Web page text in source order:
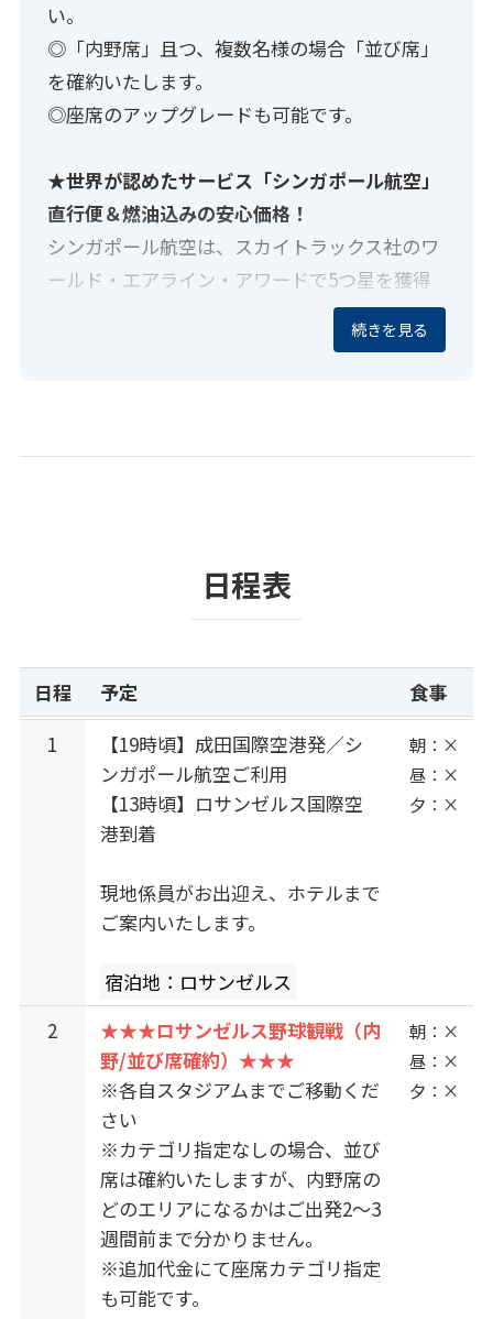
い。
◎「内野席」且つ、複数名様の場合「並び席」
を確約いたします。
◎座席のアップグレードも可能です。
★世界が認めたサービス「シンガポール航空」
直行便＆燃油込みの安心価格！
シンガポール航空は、スカイトラックス社のワ
ールド・エアライン・アワードで5つ星を獲得
世界最高峰の航空会社のひとつです。サービス
広大なロサンゼルス空港は、改修工事も頻繁に
でも往路送迎付きプランなのでスムーズにロサ
ンゼルス到着後、ご移動頂けます！
※復路送迎も追加代金にて手配可能です。
★すべてのツアーがアレンジ自由です！
延泊したい、ホテルを変更したい、もっと観戦
ご希望をお聞かせください。ご要望に沿ったプ
ランを提案します。
※本商品は1名様参加不可のため、1名様の場合
は別商品をご案内いたします。
▶よくあるご質問はこちら…「観戦座席はど
こ？」「座席指定は可能？」など
★2026対戦カードは下記の通りです
3/25-3/26 出発 → 3/26-3/28 vs. Arizona
Diamondbacks
3/29-3/30 出発 → 3/30-4/01 vs. Cleveland
Guardians
続きを見る
日程表
日程 予定
食事
1
【19時頃】成田国際空港発／シ
ンガポール航空ご利用
【13時頃】ロサンゼルス国際空
港到着
現地係員がお出迎え、ホテルまで
ご案内いたします。
宿泊地：ロサンゼルス
朝：×
昼：×
夕：×
2
★★★ロサンゼルス野球観戦（内
野/並び席確約）★★★
※各自スタジアムまでご移動くだ
さい
※カテゴリ指定なしの場合、並び
席は確約いたしますが、内野席の
どのエリアになるかはご出発2〜3
週間前まで分かりません。
※追加代金にて座席カテゴリ指定
も可能です。
朝：×
昼：×
夕：×